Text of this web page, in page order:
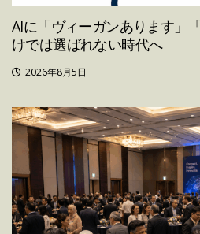
AIに「ヴィーガンあります」
けでは選ばれない時代へ
2026年8月5日